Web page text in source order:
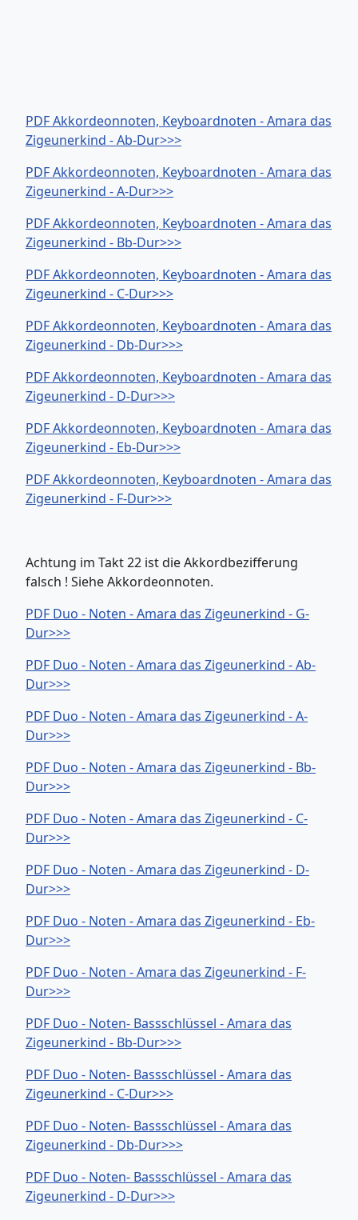
PDF Akkordeonnoten, Keyboardnoten - Amara das
Zigeunerkind - Ab-Dur>>>
PDF Akkordeonnoten, Keyboardnoten - Amara das
Zigeunerkind - A-Dur>>>
PDF Akkordeonnoten, Keyboardnoten - Amara das
Zigeunerkind - Bb-Dur>>>
PDF Akkordeonnoten, Keyboardnoten - Amara das
Zigeunerkind - C-Dur>>>
PDF Akkordeonnoten, Keyboardnoten - Amara das
Zigeunerkind - Db-Dur>>>
PDF Akkordeonnoten, Keyboardnoten - Amara das
Zigeunerkind - D-Dur>>>
PDF Akkordeonnoten, Keyboardnoten - Amara das
Zigeunerkind - Eb-Dur>>>
PDF Akkordeonnoten, Keyboardnoten - Amara das
Zigeunerkind - F-Dur>>>
Achtung im Takt 22 ist die Akkordbezifferung
falsch ! Siehe Akkordeonnoten.
PDF Duo - Noten - Amara das Zigeunerkind - G-
Dur>>>
PDF Duo - Noten - Amara das Zigeunerkind - Ab-
Dur>>>
PDF Duo - Noten - Amara das Zigeunerkind - A-
Dur>>>
PDF Duo - Noten - Amara das Zigeunerkind - Bb-
Dur>>>
PDF Duo - Noten - Amara das Zigeunerkind - C-
Dur>>>
PDF Duo - Noten - Amara das Zigeunerkind - D-
Dur>>>
PDF Duo - Noten - Amara das Zigeunerkind - Eb-
Dur>>>
PDF Duo - Noten - Amara das Zigeunerkind - F-
Dur>>>
PDF Duo - Noten- Bassschlüssel - Amara das
Zigeunerkind - Bb-Dur>>>
PDF Duo - Noten- Bassschlüssel - Amara das
Zigeunerkind - C-Dur>>>
PDF Duo - Noten- Bassschlüssel - Amara das
Zigeunerkind - Db-Dur>>>
PDF Duo - Noten- Bassschlüssel - Amara das
Zigeunerkind - D-Dur>>>